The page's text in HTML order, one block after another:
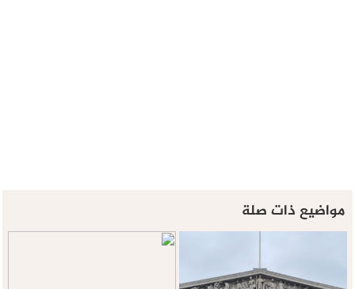
مواضيع ذات صلة